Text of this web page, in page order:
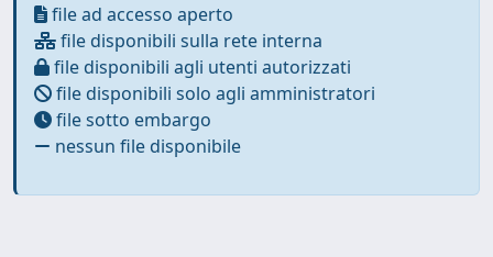
file ad accesso aperto
file disponibili sulla rete interna
file disponibili agli utenti autorizzati
file disponibili solo agli amministratori
file sotto embargo
nessun file disponibile